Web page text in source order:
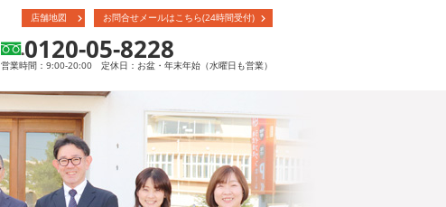
店舗地図
お問合せメールはこちら(24時間受付)
0120-05-8228
営業時間：9:00-20:00 定休日：お盆・年末年始（水曜日も営業）